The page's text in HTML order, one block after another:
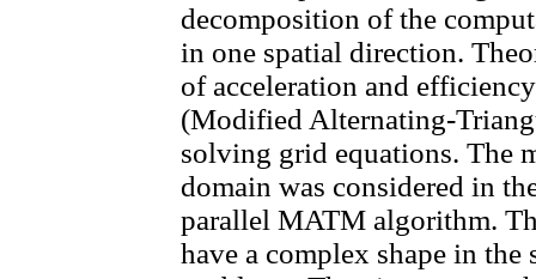
decomposition of the
in one spatial direction.
of acceleration and
(Modified Alternating-
solving grid equations. The
domain was considered in
parallel MATM algorithm.
have a complex shape in